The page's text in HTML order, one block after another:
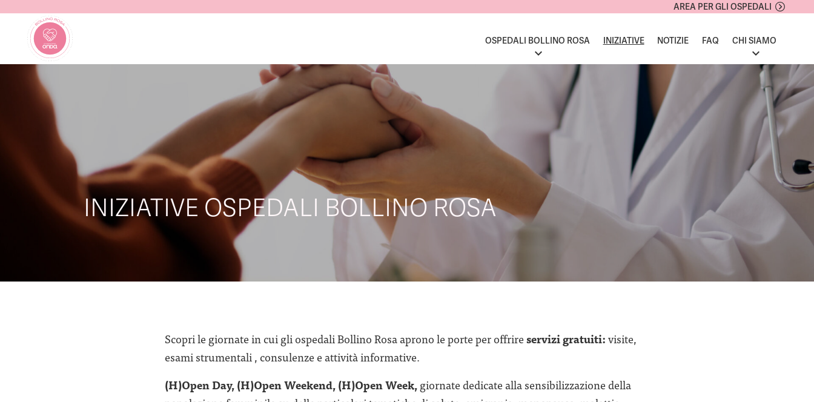
AREA PER GLI OSPEDALI
OSPEDALI BOLLINO ROSA INIZIATIVE NOTIZIE FAQ CHI SIAMO
INIZIATIVE OSPEDALI BOLLINO ROSA
Scopri le giornate in cui gli ospedali Bollino Rosa aprono le porte per offrireservizi gratuiti:visite,
esami strumentali , consulenze e attività informative.
(H)Open Day, (H)Open Weekend, (H)Open Week,giornate dedicate alla sensibilizzazione della